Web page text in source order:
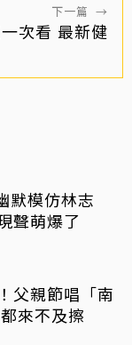
下一篇 →
次看 最新健
默模仿林志
聲萌爆了
父親節唱「南
來不及擦